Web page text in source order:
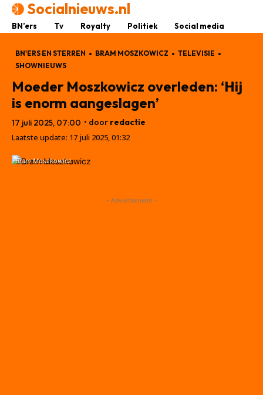
Socialnieuws.nl
BN’ers Tv Royalty Politiek Social media
BN'ERS EN STERREN BRAM MOSZKOWICZ
TELEVISIE
SHOWNIEUWS
Moeder Moszkowicz overleden: ‘Hij
is enorm aangeslagen’
17 juli 2025, 07:00 • door redactie
Laatste update: 17 juli 2025, 01:32
Bram Moszkowicz
- Advertisement -